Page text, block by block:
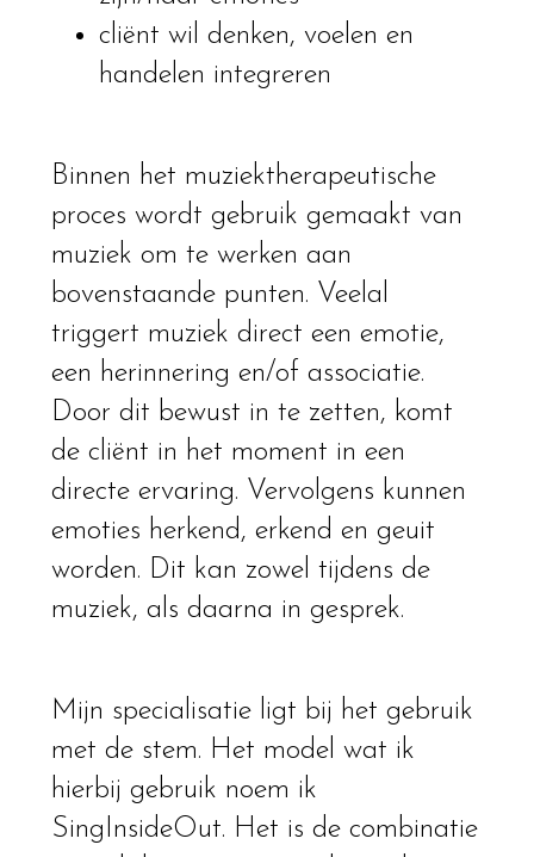
cliënt wil denken, voelen en
handelen integreren
Binnen het muziektherapeutische
proces wordt gebruik gemaakt van
muziek om te werken aan
bovenstaande punten. Veelal
triggert muziek direct een emotie,
een herinnering en/of associatie.
Door dit bewust in te zetten, komt
de cliënt in het moment in een
directe ervaring. Vervolgens kunnen
emoties herkend, erkend en geuit
worden. Dit kan zowel tijdens de
muziek, als daarna in gesprek.
Mijn specialisatie ligt bij het gebruik
met de stem. Het model wat ik
hierbij gebruik noem ik
SingInsideOut. Het is de combinatie